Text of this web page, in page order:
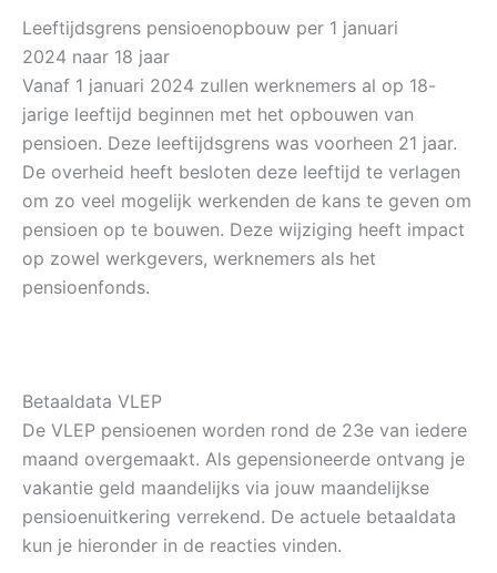
Leeftijdsgrens pensioenopbouw per 1 januari
2024 naar 18 jaar
Vanaf 1 januari 2024 zullen werknemers al op 18-
jarige leeftijd beginnen met het opbouwen van
pensioen. Deze leeftijdsgrens was voorheen 21 jaar.
De overheid heeft besloten deze leeftijd te verlagen
om zo veel mogelijk werkenden de kans te geven om
pensioen op te bouwen. Deze wijziging heeft impact
op zowel werkgevers, werknemers als het
pensioenfonds.
Betaaldata VLEP
De VLEP pensioenen worden rond de 23e van iedere
maand overgemaakt. Als gepensioneerde ontvang je
vakantie geld maandelijks via jouw maandelijkse
pensioenuitkering verrekend. De actuele betaaldata
kun je hieronder in de reacties vinden.